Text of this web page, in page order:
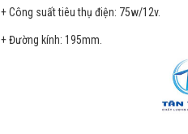
+ Công suất tiêu thụ điện: 75w/12v.
+ Đường kính: 195mm.